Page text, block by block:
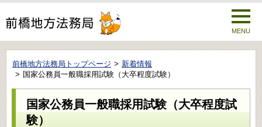
MENU
前橋地方法務局トップページ
新着情報
国家公務員一般職採用試験（大卒程度試験）
国家公務員一般職採用試験（大卒程度試
験）